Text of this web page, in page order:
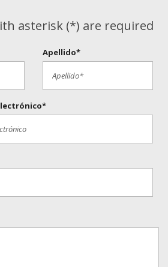
asterisk (*) are required
Apellido*